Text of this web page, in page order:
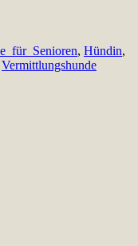
, Hündin,
Vermittlungshunde